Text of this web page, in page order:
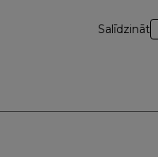
Salīdzināt